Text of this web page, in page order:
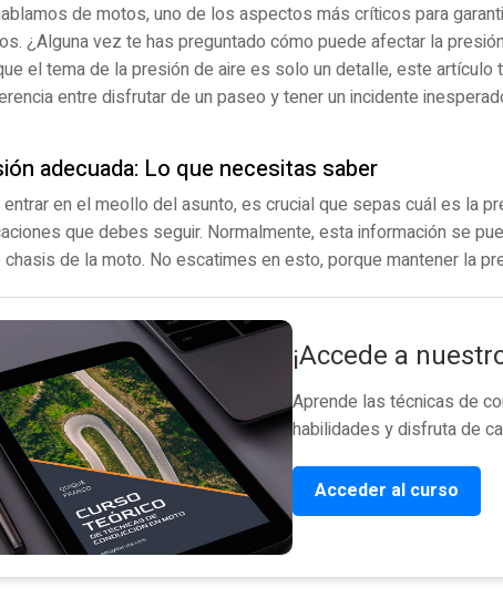
de motos, uno de los aspectos más críticos para
¿Alguna vez te has preguntado cómo puede afectar la
el tema de la presión de aire es solo un detalle, este
entre disfrutar de un paseo y tener un incidente
adecuada: Lo que necesitas saber
en el meollo del asunto, es crucial que sepas cuál es la
que debes seguir. Normalmente, esta información se
de la moto. No escatimes en esto, porque mantener la
¡Accede a
Aprende las técnicas de
habilidades y disfruta de
Acceder al curso